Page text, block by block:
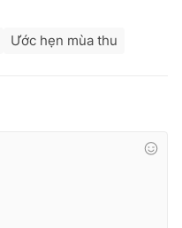
Ước hẹn mùa thu